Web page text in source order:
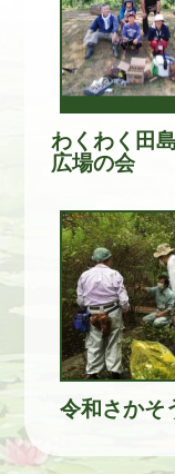
わくわく田
広場の会
令和さかそ